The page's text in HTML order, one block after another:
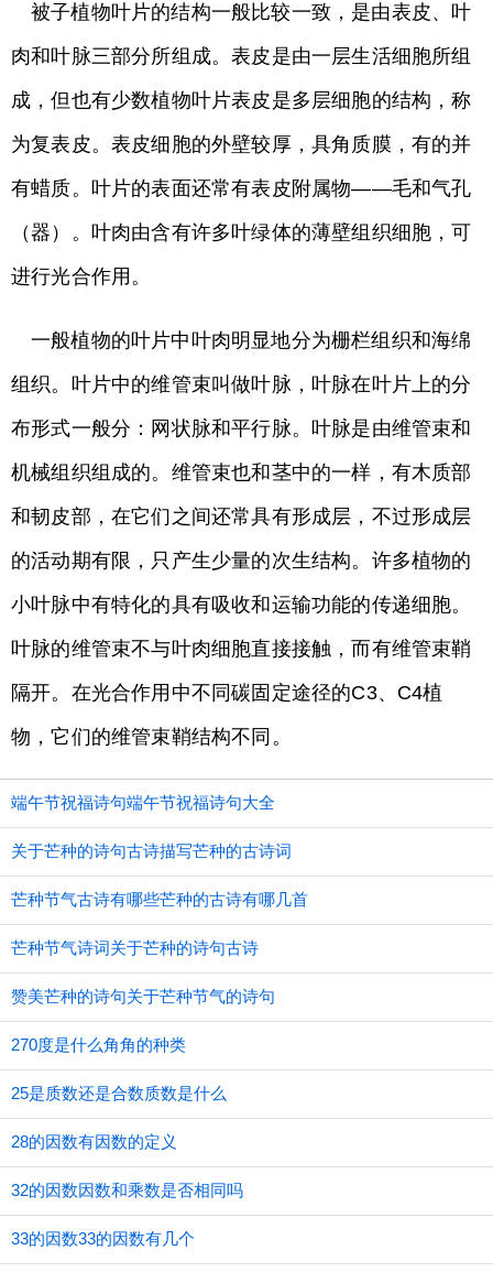
被子植物叶片的结构一般比较一致，是由表皮、叶
肉和叶脉三部分所组成。表皮是由一层生活细胞所组
成，但也有少数植物叶片表皮是多层细胞的结构，称
为复表皮。表皮细胞的外壁较厚，具角质膜，有的并
有蜡质。叶片的表面还常有表皮附属物——毛和气孔
（器）。叶肉由含有许多叶绿体的薄壁组织细胞，可
进行光合作用。
一般植物的叶片中叶肉明显地分为栅栏组织和海绵
组织。叶片中的维管束叫做叶脉，叶脉在叶片上的分
布形式一般分：网状脉和平行脉。叶脉是由维管束和
机械组织组成的。维管束也和茎中的一样，有木质部
和韧皮部，在它们之间还常具有形成层，不过形成层
的活动期有限，只产生少量的次生结构。许多植物的
小叶脉中有特化的具有吸收和运输功能的传递细胞。
叶脉的维管束不与叶肉细胞直接接触，而有维管束鞘
隔开。在光合作用中不同碳固定途径的C3、C4植
物，它们的维管束鞘结构不同。
端午节祝福诗句端午节祝福诗句大全
关于芒种的诗句古诗描写芒种的古诗词
芒种节气古诗有哪些芒种的古诗有哪几首
芒种节气诗词关于芒种的诗句古诗
赞美芒种的诗句关于芒种节气的诗句
270度是什么角角的种类
25是质数还是合数质数是什么
28的因数有因数的定义
32的因数因数和乘数是否相同吗
33的因数33的因数有几个